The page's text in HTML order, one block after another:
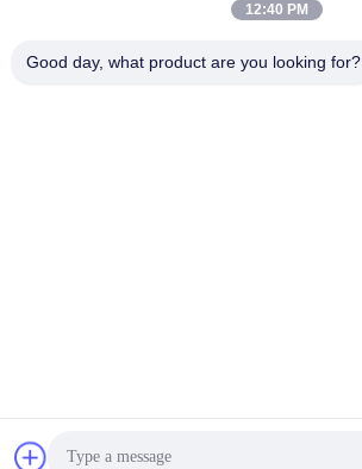
86-18998460309
12:40 PM
Good day, what product are you looking for?